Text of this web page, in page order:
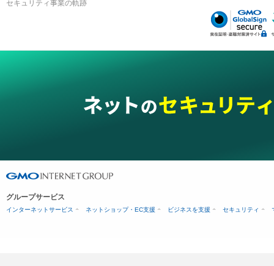
セキュリティ事業の軌跡
グループサービス
インターネットサービス ネットショップ・EC支援 ビジネスを支援 セキュリティ